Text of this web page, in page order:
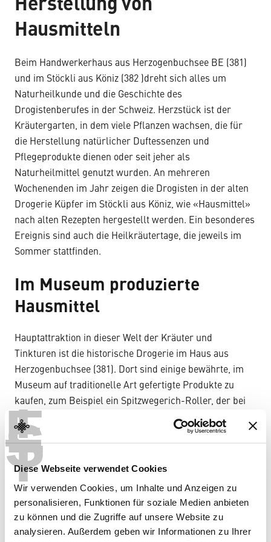
T
E
S
T
Diese Webseite verwendet Cookies
Wir verwenden Cookies, um Inhalte und Anzeigen zu
personalisieren, Funktionen für soziale Medien anbieten
zu können und die Zugriffe auf unsere Website zu
analysieren. Außerdem geben wir Informationen zu Ihrer
Herstellung von
Hausmitteln
Beim Handwerkerhaus aus Herzogenbuchsee BE (381)
und im Stöckli aus Köniz (382 )dreht sich alles um
Naturheilkunde und die Geschichte des
Drogistenberufes in der Schweiz. Herzstück ist der
Kräutergarten, in dem viele Pflanzen wachsen, die für
die Herstellung natürlicher Duftessenzen und
Pflegeprodukte dienen oder seit jeher als
Naturheilmittel genutzt wurden. An mehreren
Wochenenden im Jahr zeigen die Drogisten in der alten
Drogerie Küpfer im Stöckli aus Köniz, wie «Hausmittel»
nach alten Rezepten hergestellt werden. Ein besonderes
Ereignis sind auch die Heilkräutertage, die jeweils im
Sommer stattfinden.
Im Museum produzierte
Hausmittel
Hauptattraktion in dieser Welt der Kräuter und
Tinkturen ist die historische Drogerie im Haus aus
Herzogenbuchsee (381). Dort sind einige bewährte, im
Museum auf traditionelle Art gefertigte Produkte zu
kaufen, zum Beispiel ein Spitzwegerich-Roller, der bei
Insektenstichen hilft, oder «Chörblichrutwasser», das in
der Volksmedizin als Mittel zur Verbesserung des Blutes
bekannt war. Die Pflanzen wachsen gleich hinter der
Drogerie. Beliebt sind auch Produkte wie
Ringelblumensalbe, Arnikatinkturen oder Thymiansirup.
In früheren Jahrhunderten war das Wissen über die
Heilkraft gewisser Pflanzen weit verbreitet,
Bauernfamilien stellten verschiedene Hausmittel selber